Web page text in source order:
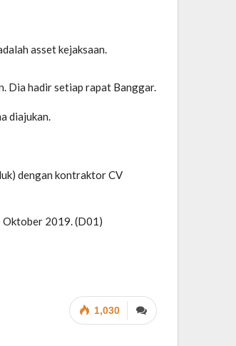
asset kejaksaan.
Dia hadir setiap rapat Banggar.
diajukan.
dengan kontraktor CV
Oktober 2019. (D01)
1,030